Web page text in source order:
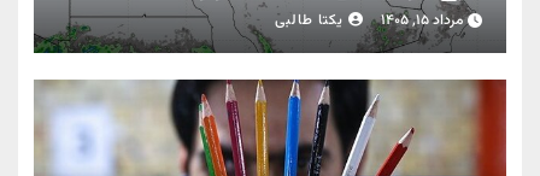
مرداد ۱۵, ۱۴۰۵ یکتا طالبی